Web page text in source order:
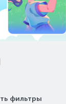
фильтры